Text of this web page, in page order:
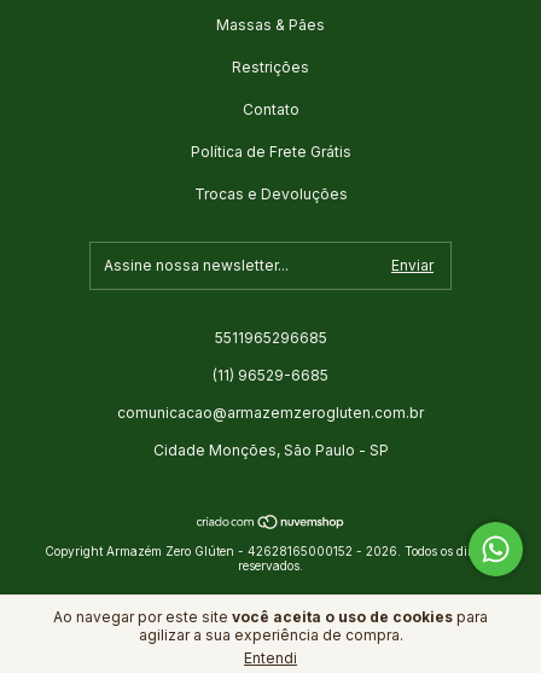
Ao navegar por este site você aceita o uso de cookies para
agilizar a sua experiência de compra.
Entendi
Massas & Pães
Restrições
Contato
Política de Frete Grátis
Trocas e Devoluções
5511965296685
(11) 96529-6685
comunicacao@armazemzerogluten.com.br
Cidade Monções, São Paulo - SP
Copyright Armazém Zero Glúten - 42628165000152 - 2026. Todos os direitos
reservados.